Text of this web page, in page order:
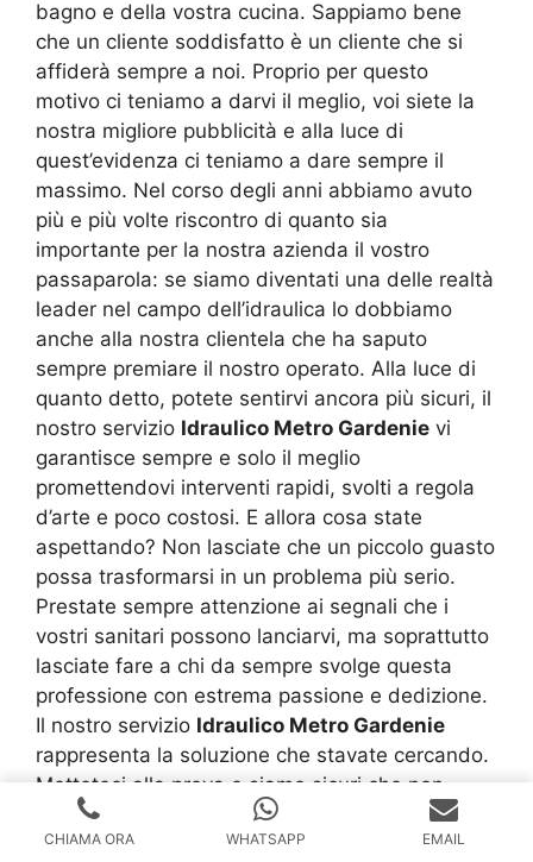
bagno e della vostra cucina. Sappiamo bene
che un cliente soddisfatto è un cliente che si
affiderà sempre a noi. Proprio per questo
motivo ci teniamo a darvi il meglio, voi siete la
nostra migliore pubblicità e alla luce di
quest’evidenza ci teniamo a dare sempre il
massimo. Nel corso degli anni abbiamo avuto
più e più volte riscontro di quanto sia
importante per la nostra azienda il vostro
passaparola: se siamo diventati una delle realtà
leader nel campo dell’idraulica lo dobbiamo
anche alla nostra clientela che ha saputo
sempre premiare il nostro operato. Alla luce di
quanto detto, potete sentirvi ancora più sicuri, il
nostro servizio Idraulico Metro Gardenie vi
garantisce sempre e solo il meglio
promettendovi interventi rapidi, svolti a regola
d’arte e poco costosi. E allora cosa state
aspettando? Non lasciate che un piccolo guasto
possa trasformarsi in un problema più serio.
Prestate sempre attenzione ai segnali che i
vostri sanitari possono lanciarvi, ma soprattutto
lasciate fare a chi da sempre svolge questa
professione con estrema passione e dedizione.
Il nostro servizio Idraulico Metro Gardenie
rappresenta la soluzione che stavate cercando.
Metteteci alla prova e siamo sicuri che non
potrete più fare a meno di noi.
CHIAMA ORA WHATSAPP EMAIL